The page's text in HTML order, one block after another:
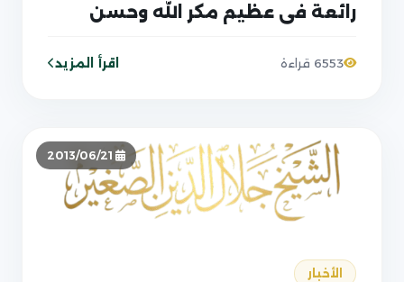
رائعة في عظيم مكر الله وحسن
6553 قراءة اقرأ المزيد
الأخبار